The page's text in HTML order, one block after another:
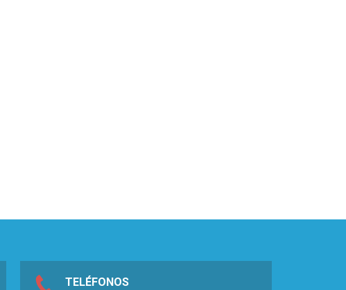
TELÉFONOS